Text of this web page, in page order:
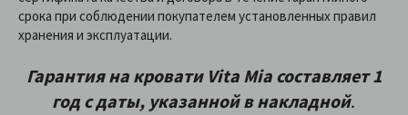
срока при соблюдении покупателем установленных правил
хранения и эксплуатации.
Гарантия на кровати Vita Mia составляет 1
год с даты, указанной в накладной.